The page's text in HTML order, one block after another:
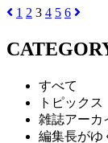
1 2 3 4 5 6
すべて
トピックス
雑誌アーカ
編集長がゆ